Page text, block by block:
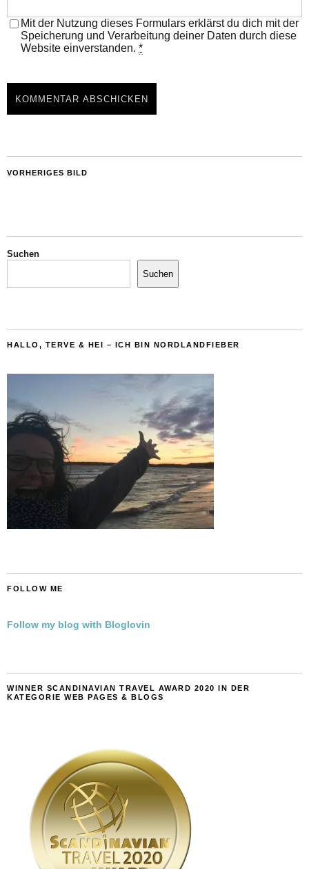
Mit der Nutzung dieses Formulars erklärst du dich mit der
Speicherung und Verarbeitung deiner Daten durch diese
Website einverstanden. *
VORHERIGES BILD
Suchen
Suchen
HALLO, TERVE & HEI – ICH BIN NORDLANDFIEBER
FOLLOW ME
Follow my blog with Bloglovin
WINNER SCANDINAVIAN TRAVEL AWARD 2020 IN DER
KATEGORIE WEB PAGES & BLOGS